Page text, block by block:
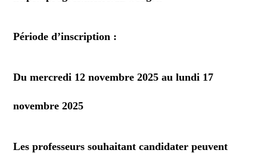
Période d’inscription :
Du mercredi 12 novembre 2025 au lundi 17
novembre 2025
Les professeurs souhaitant candidater peuvent